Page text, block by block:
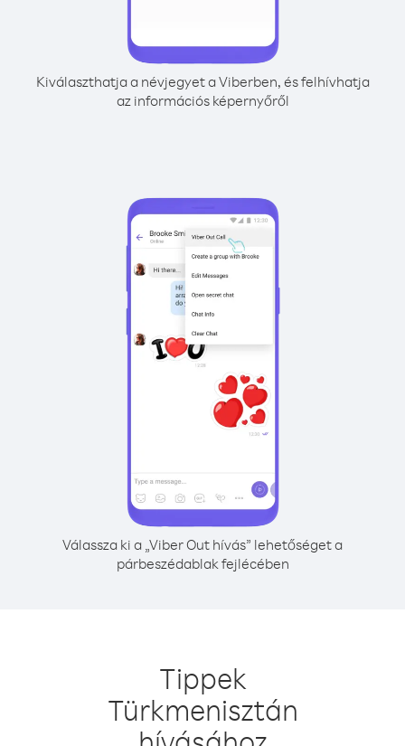
Kiválaszthatja a névjegyet a Viberben, és felhívhatja
az információs képernyőről
Válassza ki a „Viber Out hívás” lehetőséget a
párbeszédablak fejlécében
Tippek
Türkmenisztán